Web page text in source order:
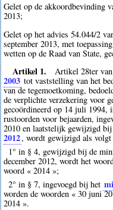
Gelet op de akkoordbevinding
2013;
Gelet op het advies 54.044/2
september 2013, met
wetten op de Raad van State,
Artikel 1. Artikel 28ter
2003 tot vaststelling van het
van de tegemoetkoming,
de verplichte verzekering voor
gecoördineerd op 14 juli 1994,
rustoorden voor bejaarden,
2010 en laatstelijk gewijzigd
2012, wordt gewijzigd als volgt
1° in § 4, gewijzigd bij de
december 2012, wordt het
woord « 2014 »;
2° in § 7, ingevoegd bij het
worden de woorden « 30 juni
2014 ».